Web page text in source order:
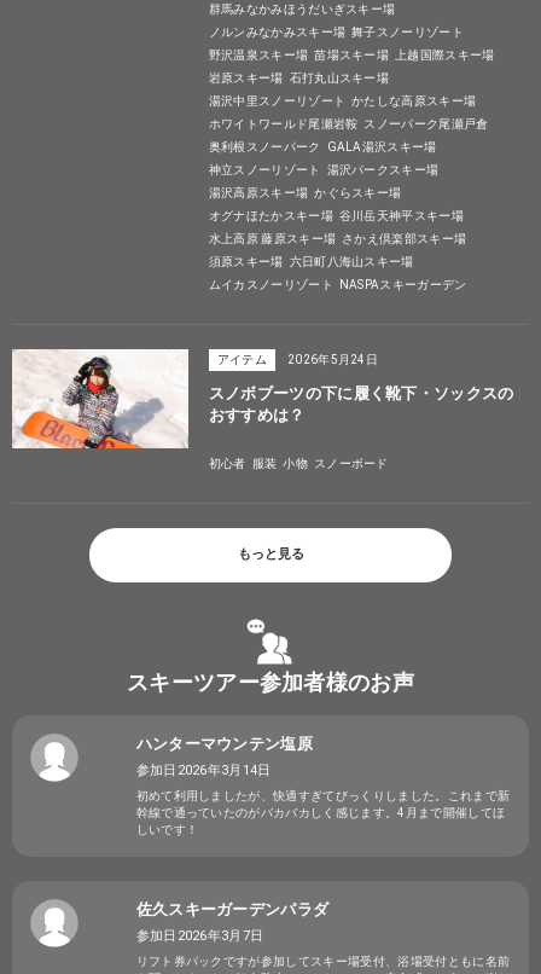
群馬みなかみほうだいぎスキー場
ノルンみなかみスキー場 舞子スノーリゾート
野沢温泉スキー場 苗場スキー場
上越国際スキー場
岩原スキー場 石打丸山スキー場
湯沢中里スノーリゾート
かたしな高原スキー場
ホワイトワールド尾瀬岩鞍 スノーパーク尾瀬戸倉
奥利根スノーパーク
GALA湯沢スキー場
神立スノーリゾート
湯沢パークスキー場
湯沢高原スキー場 かぐらスキー場
オグナほたかスキー場 谷川岳天神平スキー場
水上高原 藤原スキー場 さかえ倶楽部スキー場
須原スキー場 六日町八海山スキー場
ムイカスノーリゾート
NASPAスキーガーデン
アイテム 2026年5月24日
スノボブーツの下に履く靴下・ソックスの
おすすめは？
初心者 服装 小物 スノーボード
もっと見る
スキーツアー参加者様のお声
ハンターマウンテン塩原
参加日2026年3月14日
初めて利用しましたが、快適すぎてびっくりしました。これまで新
幹線で通っていたのがバカバカしく感じます。4月まで開催してほ
しいです！
佐久スキーガーデンパラダ
参加日2026年3月7日
リフト券パックですが参加してスキー場受付、浴場受付ともに名前